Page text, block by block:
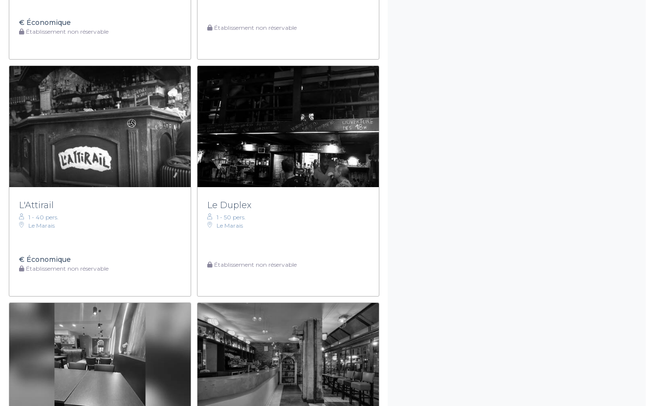
€ Économique
Établissement non réservable
Établissement non réservable
L'Attirail
1 - 40 pers.
Le Marais
€ Économique
Établissement non réservable
Le Duplex
1 - 50 pers.
Le Marais
Établissement non réservable